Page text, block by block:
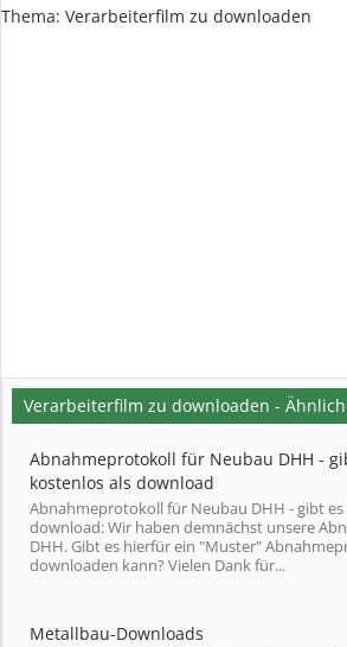
Thema: Verarbeiterfilm zu downloaden
Verarbeiterfilm zu downloaden -
Abnahmeprotokoll für Neubau DHH -
kostenlos als download
Abnahmeprotokoll für Neubau DHH - gibt es
download: Wir haben demnächst unsere
DHH. Gibt es hierfür ein "Muster"
downloaden kann? Vielen Dank für...
Metallbau-Downloads